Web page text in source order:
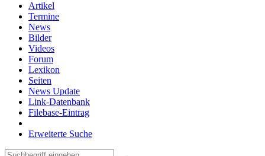
Artikel
Termine
News
Bilder
Videos
Forum
Lexikon
Seiten
News Update
Link-Datenbank
Filebase-Eintrag
Erweiterte Suche